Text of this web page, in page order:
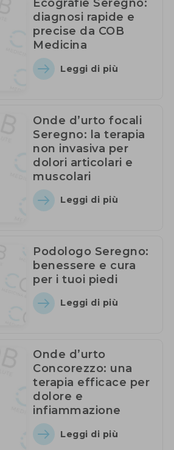
Ecografie Seregno:
diagnosi rapide e
precise da COB
Medicina
Leggi di più
Onde d’urto focali
Seregno: la terapia
non invasiva per
dolori articolari e
muscolari
Leggi di più
Podologo Seregno:
benessere e cura
per i tuoi piedi
Leggi di più
Onde d’urto
Concorezzo: una
terapia efficace per
dolore e
infiammazione
Leggi di più